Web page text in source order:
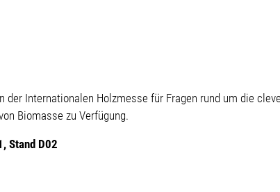
Internationalen Holzmesse für Fragen rund um die
Biomasse zu Verfügung.
Stand D02